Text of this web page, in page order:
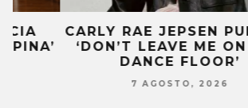
CARLY RAE JEPSEN PUBLICA
‘DON’T LEAVE ME ON THE
DANCE FLOOR’
7 AGOSTO, 2026